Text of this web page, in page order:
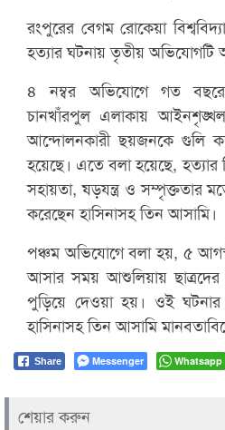
রংপুরের বেগম রোকেয়া
হত্যার ঘটনায় তৃতীয় অভিযোগটি
৪ নম্বর অভিযোগে গত
চানখাঁরপুল এলাকায় আইনশৃঙ্খলা
আন্দোলনকারী ছয়জনকে গুলি
হয়েছে। এতে বলা হয়েছে, হত্যার
সহায়তা, ষড়যন্ত্র ও সম্পৃক্ততার
করেছেন হাসিনাসহ তিন আসামি।
পঞ্চম অভিযোগে বলা হয়, ৫ আগস্ট
আসার সময় আশুলিয়ায়
পুড়িয়ে দেওয়া হয়। ওই ঘটনার
হাসিনাসহ তিন আসামি
Share Messenger Whatsapp
শেয়ার করুন